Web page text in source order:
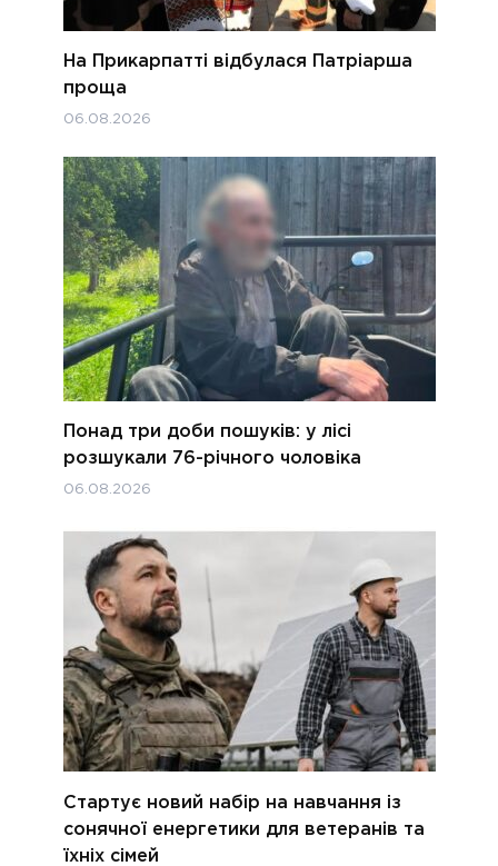
На Прикарпатті відбулася Патріарша
проща
06.08.2026
Понад три доби пошуків: у лісі
розшукали 76-річного чоловіка
06.08.2026
Стартує новий набір на навчання із
сонячної енергетики для ветеранів та
їхніх сімей